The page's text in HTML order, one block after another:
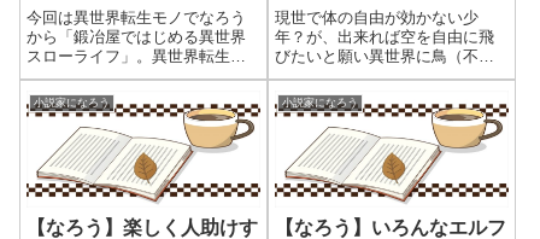
してスローライフを満喫し
たい
今回は異世界転生モノでなろう
から「鍛冶屋ではじめる異世界
スローライフ」。異世界転生で
の戦記モノになりますが、媒体
のイラストを見て気になり読み
始めましたが、わりと面白かっ
たんで。転生後の主人公である
末王子であるミリモス王子。12
歳という年齢だ...
ないよね？」って良いでわ
ないか？
現世で体の自由が効かない少
年？が、出来れば空を自由に飛
びたいと願い異世界に鳥（不死
鳥）に生まれ変わって、早速ド
ラゴンを倒すんですが・・・。
いきなり強くね？って感じだけ
どね。生まれ育った（鍛錬）場
所から冒険に出た少年は、魔物
に襲われていた冒険...
小説家になろう
【なろう】楽しく人助けす
小説家になろう
【なろう】いろんなエルフ